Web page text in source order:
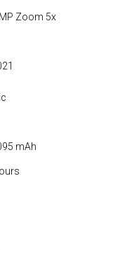
Zoom 5x
mAh